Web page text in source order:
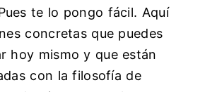
te lo pongo fácil. Aquí
concretas que puedes
hoy mismo y que están
con la filosofía de